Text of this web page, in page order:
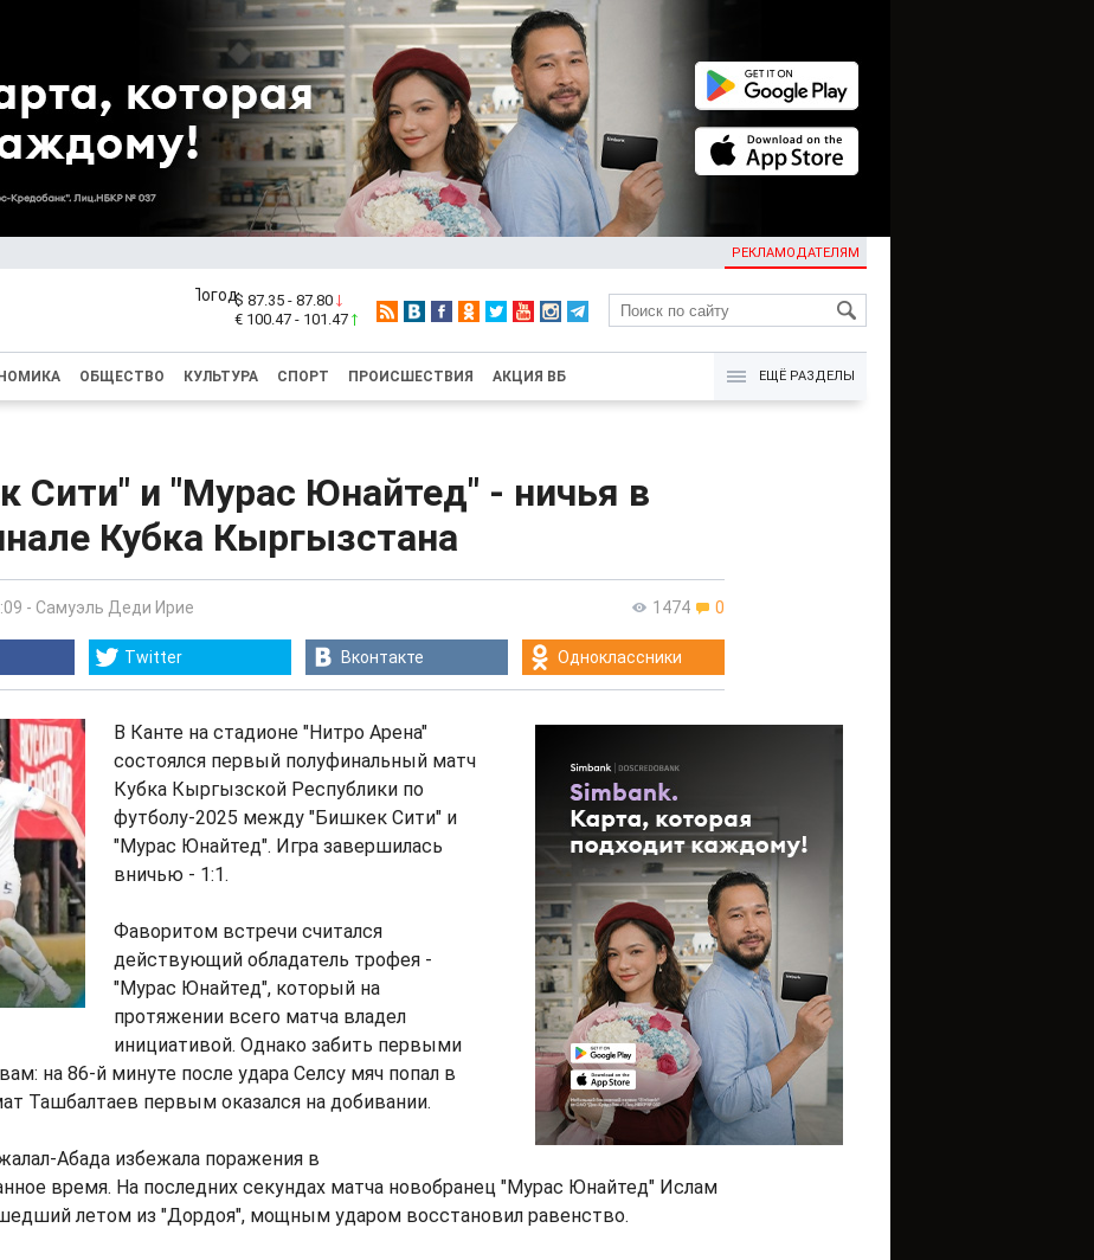
РЕКЛАМОДАТЕЛЯМ
KG
$ 87.35 - 87.80
€ 100.47 - 101.47
ОБЩЕСТВО КУЛЬТУРА СПОРТ ПРОИСШЕСТВИЯ АКЦИЯ ВБ ЕЩЁ РАЗДЕЛЫ
Сити" и "Мурас Юнайтед" - ничья в
Кубка Кыргызстана
1474 0
- Самуэль Деди Ирие
Twitter Вконтакте Одноклассники
В Канте на стадионе "Нитро Арена"
состоялся первый полуфинальный матч
Кубка Кыргызской Республики по
футболу-2025 между "Бишкек Сити" и
"Мурас Юнайтед". Игра завершилась
вничью - 1:1.
Фаворитом встречи считался
действующий обладатель трофея -
"Мурас Юнайтед", который на
протяжении всего матча владел
инициативой. Однако забить первыми
на 86-й минуте после удара Селсу мяч попал в
Ташбалтаев первым оказался на добивании.
Абада избежала поражения в
время. На последних секундах матча новобранец "Мурас Юнайтед" Ислам
летом из "Дордоя", мощным ударом восстановил равенство.